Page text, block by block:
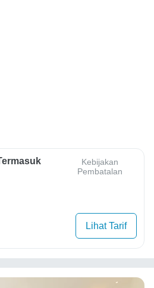
Kebijakan
Pembatalan
Lihat Tarif